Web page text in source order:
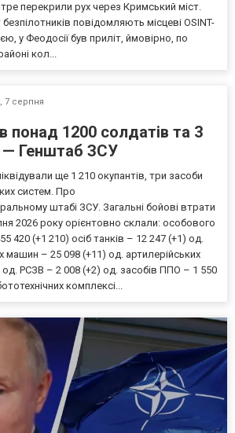
перекрили рух через Кримський міст.
повідомляють місцеві OSINT-
у Феодосії був приліт, ймовірно, по
кол...
7 серпня
понад 1200 солдатів та 3
Генштаб ЗСУ
ще 1 210 окупантів, три засоби
систем. Про
штабі ЗСУ. Загальні бойові втрати
2026 року орієнтовно склали: особового
420 (+1 210) осіб танків – 12 247 (+1) од.
машин – 25 098 (+11) од. артилерійських
од. РСЗВ – 2 008 (+2) од. засобів ППО – 1 550
комплексі...